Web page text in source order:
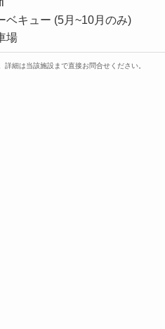
ベキュー (5月~10月のみ)
場
細は当該施設まで直接お問合せください。